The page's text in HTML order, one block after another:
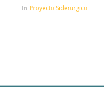
In Proyecto Siderurgico